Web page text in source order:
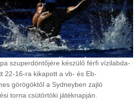
szuperdöntőjére készülő férfi vízilabda-
22-16-ra kikapott a vb- és Eb-
görögöktől a Sydneyben zajló
torna csütörtöki játéknapján.